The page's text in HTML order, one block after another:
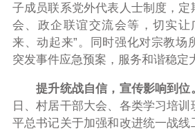
子成员联系党外代表人士制度，定
会、政企联谊交流会等，切实让
来、动起来”。同时强化对宗教场
突发事件应急预案，服务和谐稳定
提升统战自信，宣传影响到位
日、村居干部大会、各类学习培
平总书记关于加强和改进统一战线